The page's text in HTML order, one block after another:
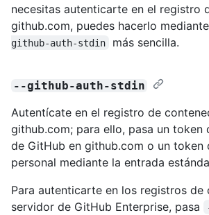
necesitas autenticarte en el registro
github.com, puedes hacerlo
github-auth-stdin
más sencilla.
--github-auth-stdin
Autentícate en el registro de
github.com; para ello, pasa un token
de GitHub en github.com o un token
personal mediante la entrada
Para autenticarte en los registros de
servidor de GitHub Enterprise, pasa